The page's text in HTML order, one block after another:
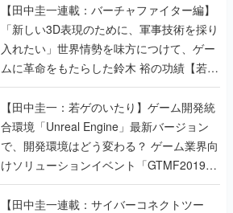
【田中圭一連載：バーチャファイター編】
「新しい3D表現のために、軍事技術を採り
入れたい」世界情勢を味方につけて、ゲー
ムに革命をもたらした鈴木 裕の功績【若ゲ
のいたり】
【田中圭一：若ゲのいたり】ゲーム開発統
合環境「Unreal Engine」最新バージョン
で、開発環境はどう変わる？ ゲーム業界向
けソリューションイベント「GTMF2019」
に行って、より理解を深めよう【PR】
【田中圭一連載：サイバーコネクトツー